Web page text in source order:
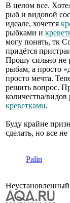
В целом все.
рыб и видовой
идеале, хочется
рыбками и
могу понять, тк
придётся
Прошу сильно не
рыбам, а просто
просто мечта.
решить вопрос.
количества/
креветками.
Буду крайне
сделать, но все
Palin